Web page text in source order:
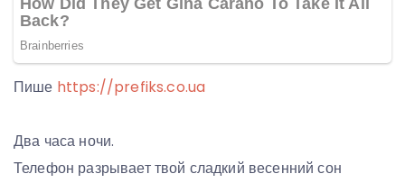
Пише https://prefiks.co.ua
Два часа ночи.
Телефон разрывает твой сладкий весенний сон